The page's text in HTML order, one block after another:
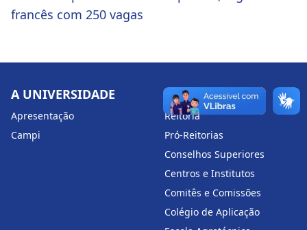
francês com 250 vagas
A UNIVERSIDADE
Apresentação
Campi
ESTRUTURA
Reitoria
Pró-Reitorias
Conselhos Superiores
Centros e Institutos
Comitês e Comissões
Colégio de Aplicação